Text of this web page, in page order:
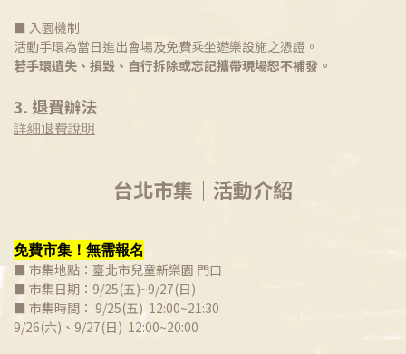
■ 入園機制
活動手環為當日進出會場及免費乘坐遊樂設施之憑證。
若手環遺失、損毀、自行拆除或忘記攜帶現場恕不補發。
3. 退費辦法
詳細退費說明
台北市集｜活動介紹
免費市集！無需報名
■ 市集地點：臺北市兒童新樂園 門口
■ 市集日期：9/25(五)~9/27(日)
■ 市集時間： 9/25(五) 12:00~21:30
9/26(六)、9/27(日) 12:00~20:00